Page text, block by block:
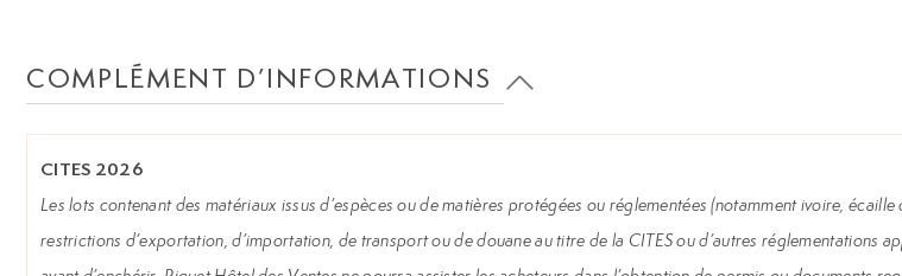
COMPLÉMENT D’INFORMATIONS
CITES 2026
Les lots contenant des matériaux issus d’espèces ou de matières protégées ou réglementées (notamment ivoire,
restrictions d’exportation, d’importation, de transport ou de douane au titre de la CITES ou d’autres réglementations